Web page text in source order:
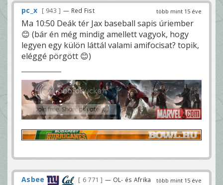
több mint 15 éve
pc_x 943 — Red Fist
Ma 10:50 Deák tér Jax baseball sapis úriember
😊 (bár én még mindig amellett vagyok, hogy
legyen egy külön láttál valami amifocisat? topik,
eléggé pörgött 😊)
több mint 15 éve
Asbee 6 771
— OL- és Afrika